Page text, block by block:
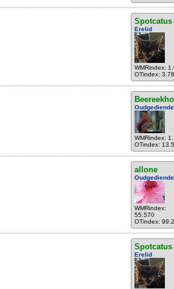
Spotcatus
Erelid
WMRindex:
OTindex:
Oudgediende
WMRindex:
OTindex:
allone
Oudgediende
WMRindex:
55.570
OTindex:
Spotcatus
Erelid